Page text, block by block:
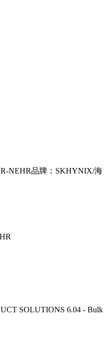
NEHR品牌： SKHYNIX/海
SOLUTIONS 6.04 - Bulk